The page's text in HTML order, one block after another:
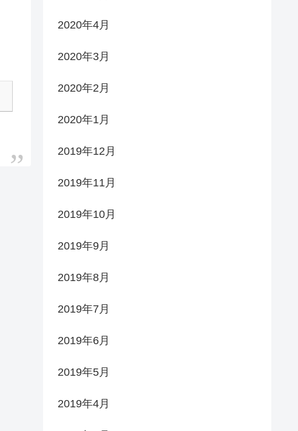
2020年4月
2020年3月
2020年2月
2020年1月
2019年12月
2019年11月
2019年10月
2019年9月
2019年8月
2019年7月
2019年6月
2019年5月
2019年4月